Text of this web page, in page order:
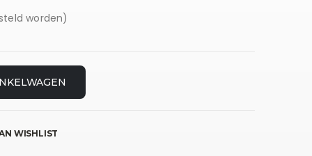
worden)
WISHLIST